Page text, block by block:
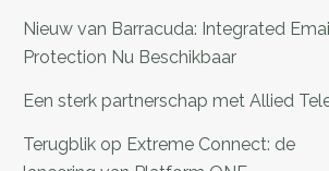
Nieuw van Barracuda: Integrated
Protection Nu Beschikbaar
Een sterk partnerschap met Allied
Terugblik op Extreme Connect: de